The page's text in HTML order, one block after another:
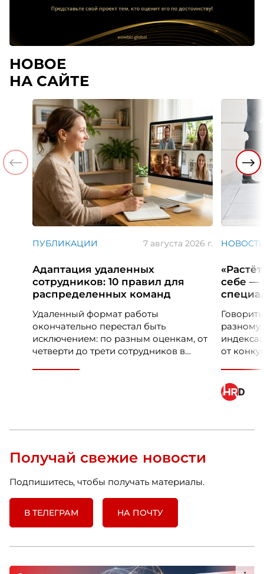
НОВОЕ
НА САЙТЕ
ПУБЛИКАЦИИ 7 августа 2026 г.
Адаптация удаленных
сотрудников: 10 правил для
распределенных команд
Удаленный формат работы
окончательно перестал быть
исключением: по разным оценкам, от
четверти до трети сотрудников в
расстоянии она требует осознанного
проектирования — иначе компания
же месяцы.
себе —
от
Получай свежие новости
Подпишитесь, чтобы получать материалы.
В ТЕЛЕГРАМ НА ПОЧТУ